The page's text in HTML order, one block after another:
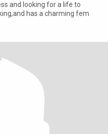
and looking for a life to
has a charming fem